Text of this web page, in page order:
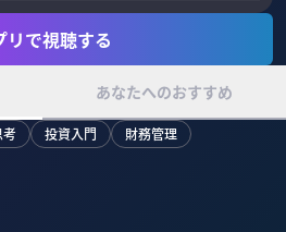
リで視聴する
あなたへのおすすめ
投資入門 財務管理